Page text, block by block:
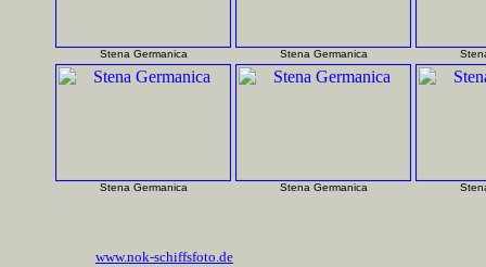
Stena Germanica Stena Germanica
Stena Germanica Stena Germanica
www.nok-schiffsfoto.de